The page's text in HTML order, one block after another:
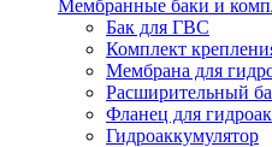
Мембранные баки и
Бак для ГВС
Комплект
Мембрана для
Расширительный
Фланец для
Гидроаккумулятор